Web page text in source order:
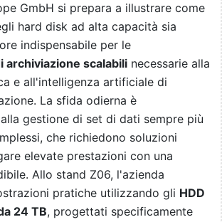
GmbH si prepara a illustrare come
hard disk ad alta capacità sia
indispensabile per le
scalabili necessarie alla
e all'intelligenza artificiale di
La sfida odierna è
gestione di set di dati sempre più
che richiedono soluzioni
elevate prestazioni con una
Allo stand Z06, l'azienda
pratiche utilizzando gli HDD
24 TB, progettati specificamente